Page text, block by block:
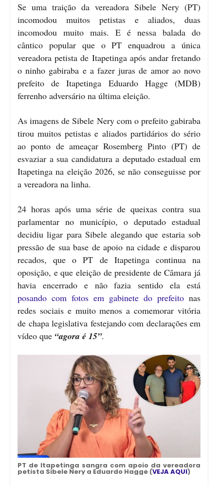
Se uma traição da vereadora Sibele Nery (PT)
incomodou muitos petistas e aliados, duas
incomodou muito mais. E é nessa balada do
cântico popular que o PT enquadrou a única
vereadora petista de Itapetinga após andar fretando
o ninho gabiraba e a fazer juras de amor ao novo
prefeito de Itapetinga Eduardo Hagge (MDB)
ferrenho adversário na última eleição.
As imagens de Sibele Nery com o prefeito gabiraba
tirou muitos petistas e aliados partidários do sério
ao ponto de ameaçar Rosemberg Pinto (PT) de
esvaziar a sua candidatura a deputado estadual em
Itapetinga na eleição 2026, se não conseguisse por
a vereadora na linha.
24 horas após uma série de queixas contra sua
parlamentar no município, o deputado estadual
decidiu ligar para Sibele alegando que estaria sob
pressão de sua base de apoio na cidade e disparou
recados, que o PT de Itapetinga continua na
oposição, e que eleição de presidente de Câmara já
havia encerrado e não fazia sentido ela está
posando com fotos em gabinete do prefeito nas
redes sociais e muito menos a comemorar vitória
de chapa legislativa festejando com declarações em
vídeo que “agora é 15”.
PT de Itapetinga sangra com apoio da vereadora
petista Sibele Nery a Eduardo Hagge (VEJA AQUI)